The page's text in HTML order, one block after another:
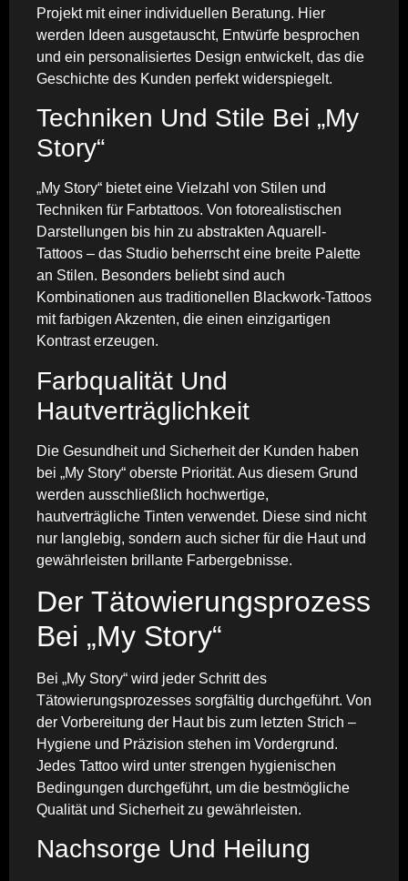
Projekt mit einer individuellen Beratung. Hier
werden Ideen ausgetauscht, Entwürfe besprochen
und ein personalisiertes Design entwickelt, das die
Geschichte des Kunden perfekt widerspiegelt.
Techniken Und Stile Bei „My
Story“
„My Story“ bietet eine Vielzahl von Stilen und
Techniken für Farbtattoos. Von fotorealistischen
Darstellungen bis hin zu abstrakten Aquarell-
Tattoos – das Studio beherrscht eine breite Palette
an Stilen. Besonders beliebt sind auch
Kombinationen aus traditionellen Blackwork-Tattoos
mit farbigen Akzenten, die einen einzigartigen
Kontrast erzeugen.
Farbqualität Und
Hautverträglichkeit
Die Gesundheit und Sicherheit der Kunden haben
bei „My Story“ oberste Priorität. Aus diesem Grund
werden ausschließlich hochwertige,
hautverträgliche Tinten verwendet. Diese sind nicht
nur langlebig, sondern auch sicher für die Haut und
gewährleisten brillante Farbergebnisse.
Der Tätowierungsprozess
Bei „My Story“
Bei „My Story“ wird jeder Schritt des
Tätowierungsprozesses sorgfältig durchgeführt. Von
der Vorbereitung der Haut bis zum letzten Strich –
Hygiene und Präzision stehen im Vordergrund.
Jedes Tattoo wird unter strengen hygienischen
Bedingungen durchgeführt, um die bestmögliche
Qualität und Sicherheit zu gewährleisten.
Nachsorge Und Heilung